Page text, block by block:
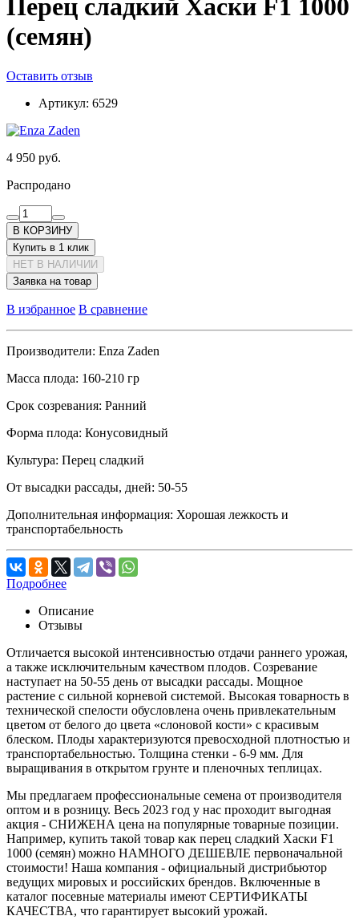
Перец сладкий Хаски F1 1000
(семян)
Оставить отзыв
Артикул: 6529
4 950 руб.
Распродано
В КОРЗИНУ
Купить в 1 клик
НЕТ В НАЛИЧИИ
Заявка на товар
В избранное В сравнение
Производители: Enza Zaden
Масса плода: 160-210 гр
Срок созревания: Ранний
Форма плода: Конусовидный
Культура: Перец сладкий
От высадки рассады, дней: 50-55
Дополнительная информация: Хорошая лежкость и
транспортабельность
Подробнее
Описание
Отзывы
Отличается высокой интенсивностью отдачи раннего урожая,
а также исключительным качеством плодов. Созревание
наступает на 50-55 день от высадки рассады. Мощное
растение с сильной корневой системой. Высокая товарность в
технической спелости обусловлена очень привлекательным
цветом от белого до цвета «слоновой кости» с красивым
блеском. Плоды характеризуются превосходной плотностью и
транспортабельностью. Толщина стенки - 6-9 мм. Для
выращивания в открытом грунте и пленочных теплицах.
Мы предлагаем профессиональные семена от производителя
оптом и в розницу. Весь 2023 год у нас проходит выгодная
акция - СНИЖЕНА цена на популярные товарные позиции.
Например, купить такой товар как перец сладкий Хаски F1
1000 (семян) можно НАМНОГО ДЕШЕВЛЕ первоначальной
стоимости! Наша компания - официальный дистрибьютор
ведущих мировых и российских брендов. Включенные в
каталог посевные материалы имеют СЕРТИФИКАТЫ
КАЧЕСТВА, что гарантирует высокий урожай.